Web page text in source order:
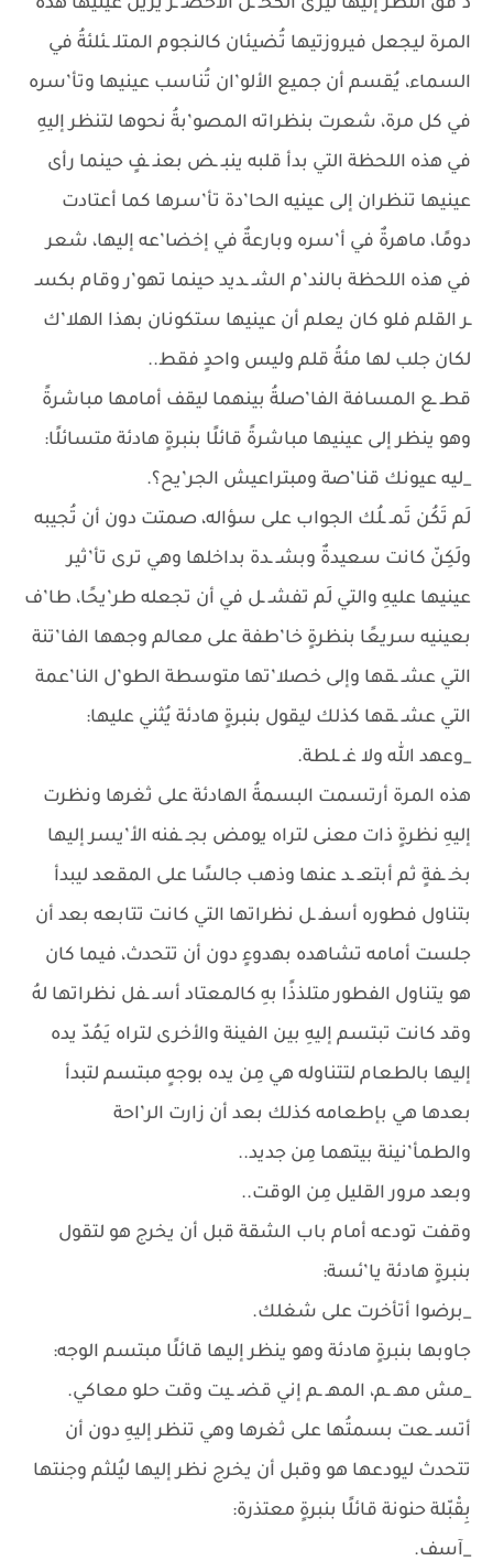
د’قق النظر إليها ليرى الكحـ ـل الأخضـ ـر يُزين عينيها هذه
المرة ليجعل فيروزتيها تُضيئان كالنجوم المتلـ ـئلئةُ في
السماء، يُقسم أن جميع الألو’ان تُناسب عينيها وتأ’سره
في كل مرة، شعرت بنظراته المصو’بةُ نحوها لتنظر إليهِ
في هذه اللحظة التي بدأ قلبه ينبـ ـض بعنـ ـفٍ حينما رأى
عينيها تنظران إلى عينيه الحا’دة تأ’سرها كما أعتادت
دومًا، ماهرةٌ في أ’سره وبارعةٌ في إخضا’عه إليها، شعر
في هذه اللحظة بالند’م الشـ ـديد حينما تهو’ر وقام بكسـ
ـر القلم فلو كان يعلم أن عينيها ستكونان بهذا الهلا’ك
لكان جلب لها مئةُ قلم وليس واحدٍ فقط..
قطـ ـع المسافة الفا’صلةُ بينهما ليقف أمامها مباشرةً
وهو ينظر إلى عينيها مباشرةً قائلًا بنبرةٍ هادئة متسائلًا:
_ليه عيونك قنا’صة ومبتراعيش الجر’يح؟.
لَم تَكُن تَمـ ـلُك الجواب على سؤاله، صمتت دون أن تُجيبه
ولَكِنّ كانت سعيدةٌ وبشـ ـدة بداخلها وهي ترى تأ’ثير
عينيها عليهِ والتي لَم تفشـ ـل في أن تجعله طر’يحًا، طا’ف
بعينيه سريعًا بنظرةٍ خا’طفة على معالم وجهها الفا’تنة
التي عشـ ـقها وإلى خصلا’تها متوسطة الطو’ل النا’عمة
التي عشـ ـقها كذلك ليقول بنبرةٍ هادئة يُثني عليها:
_وعهد الله ولا غـ ـلطة.
هذه المرة أرتسمت البسمةُ الهادئة على ثغرها ونظرت
إليهِ نظرةٍ ذات معنى لتراه يومض بجـ ـفنه الأ’يسر إليها
بخـ ـفةٍ ثم أبتعـ ـد عنها وذهب جالسًا على المقعد ليبدأ
بتناول فطوره أسفـ ـل نظراتها التي كانت تتابعه بعد أن
جلست أمامه تشاهده بهدوءٍ دون أن تتحدث، فيما كان
هو يتناول الفطور متلذذًا بهِ كالمعتاد أسـ ـفل نظراتها لهُ
وقد كانت تبتسم إليهِ بين الفينة والأخرى لتراه يَمُدّ يده
إليها بالطعام لتتناوله هي مِن يده بوجهٍ مبتسم لتبدأ
بعدها هي بإطعامه كذلك بعد أن زارت الر’احة
والطمأ’نينة بيتهما مِن جديد..
وبعد مرور القليل مِن الوقت..
وقفت تودعه أمام باب الشقة قبل أن يخرج هو لتقول
بنبرةٍ هادئة يا’ئسة:
_برضوا أتأخرت على شغلك.
جاوبها بنبرةٍ هادئة وهو ينظر إليها قائلًا مبتسم الوجه:
_مش مهـ ـم، المهـ ـم إني قضـ ـيت وقت حلو معاكي.
أتسـ ـعت بسمتُها على ثغرها وهي تنظر إليهِ دون أن
تتحدث ليودعها هو وقبل أن يخرج نظر إليها ليُلثم وجنتها
بِقْبّلة حنونة قائلًا بنبرةٍ معتذرة:
_آسف.